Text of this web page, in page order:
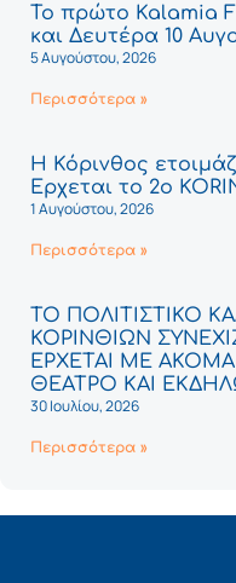
Το πρώτο Kalamia
και Δευτέρα 10
5 Αυγούστου, 2026
Περισσότερα »
Η Κόρινθος
Έρχεται το 2ο
1 Αυγούστου, 2026
Περισσότερα »
ΤΟ ΠΟΛΙΤΙΣΤΙΚΟ
ΚΟΡΙΝΘΙΩΝ
ΕΡΧΕΤΑΙ ΜΕ
ΘΕΑΤΡΟ ΚΑΙ
30 Ιουλίου, 2026
Περισσότερα »